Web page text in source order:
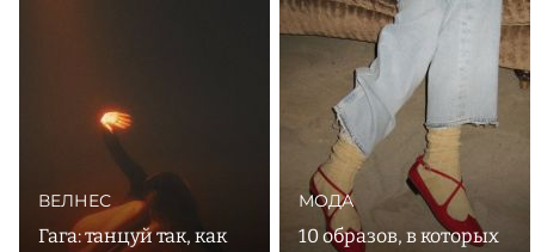
склонов, так и для города. Каждое изделие
изготавливается из органических материалов: верх из
кожи и овчины, подошва –– из эко-каучука. В
ассортименте марки вы также найдете теплый
трикотаж и зимние аксессуары. А еще — домашние
ВЕЛНЕС
Гага: танцуй так, как
МОДА
10 образов, в которых